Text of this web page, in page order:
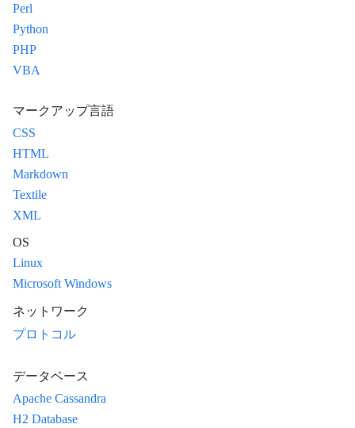
Perl
Python
PHP
VBA
マークアップ言語
CSS
HTML
Markdown
Textile
XML
OS
Linux
Microsoft Windows
ネットワーク
プロトコル
データベース
Apache Cassandra
H2 Database